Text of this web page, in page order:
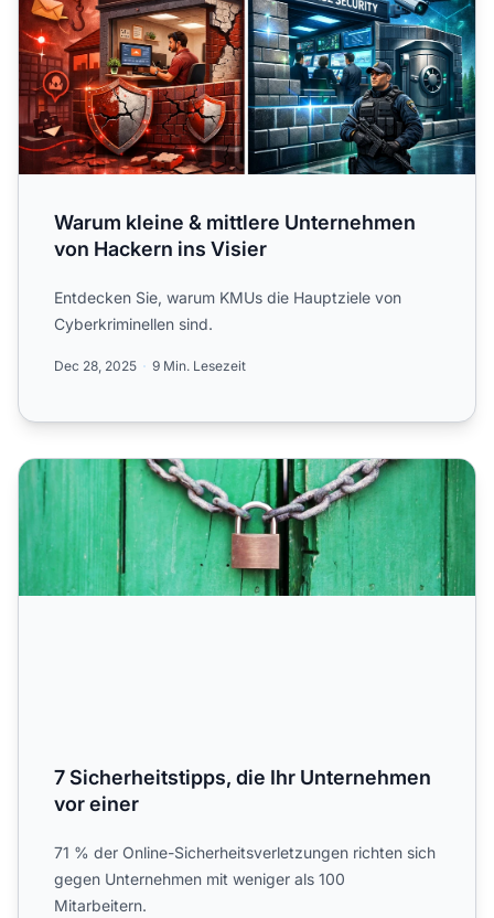
Warum kleine & mittlere Unternehmen
von Hackern ins Visier
Entdecken Sie, warum KMUs die Hauptziele von
Cyberkriminellen sind.
Dec 28, 2025 9 Min. Lesezeit
7 Sicherheitstipps, die Ihr Unternehmen vor einer
7 Sicherheitstipps, die Ihr Unternehmen
vor einer
71 % der Online-Sicherheitsverletzungen richten sich
gegen Unternehmen mit weniger als 100
Mitarbeitern.